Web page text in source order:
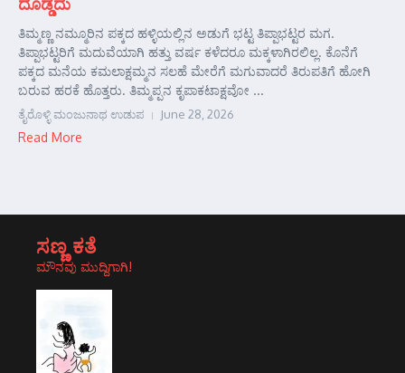
ತಿಮ್ಮಣ್ಣ ನಮ್ಮೂರಿನ ಪಕ್ಕದ ಹಳ್ಳಿಯಲ್ಲಿನ ಅಡುಗೆ ಭಟ್ಟ ತಿಪ್ಪಾಭಟ್ಟರ ಮಗ.
ತಿಪ್ಪಾಭಟ್ಟರಿಗೆ ಮದುವೆಯಾಗಿ ಹತ್ತು ವರ್ಷ ಕಳೆದರೂ ಮಕ್ಕಳಾಗಿರಲಿಲ್ಲ. ಕೊನೆಗೆ
ಪಕ್ಕದ ಮನೆಯ ಕಮಲಾಕ್ಷಮ್ಮನ ಸಲಹೆ ಮೇರೆಗೆ ಮಗುವಾದರೆ ತಿರುಪತಿಗೆ ಹೋಗಿ
ಬರುವ ಹರಕೆ ಹೊತ್ತರು. ತಿಮ್ಮಪ್ಪನ ಕೃಪಾಕಟಾಕ್ಷವೋ ...
ತೈರೊಳ್ಳಿ ಮಂಜುನಾಥ ಉಡುಪ June 28, 2026
Read More
ಸಣ್ಣ ಕತೆ
ಮೌನವು ಮುದ್ದಿಗಾಗಿ!